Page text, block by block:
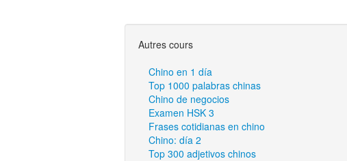
Autres cours
Chino en 1 día
Top 1000 palabras chinas
Chino de negocios
Examen HSK 3
Frases cotidianas en chino
Chino: día 2
Top 300 adjetivos chinos